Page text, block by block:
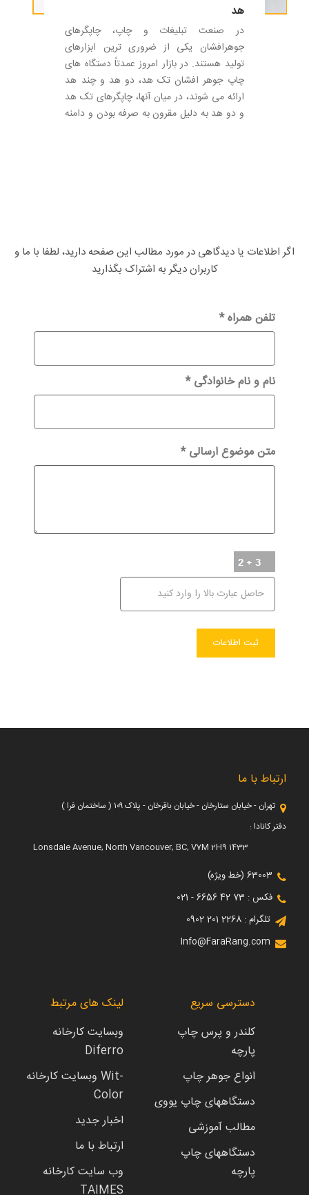
هد
در صنعت تبلیغات و چاپ، چاپگرهای
جوهرافشان یکی از ضروری ترین ابزارهای
تولید هستند. در بازار امروز عمدتاً دستگاه های
چاپ جوهر افشان تک هد، دو هد و چند هد
ارائه می شوند، در میان آنها، چاپگرهای تک هد
و دو هد به دلیل مقرون به صرفه بودن و دامنه
باشید، بنابراین می توانید چاپگر جوهر افشان
مناسب را با اطمینان انتخاب کنید.
اگر اطلاعات یا دیدگاهی در مورد مطالب این صفحه دارید، لطفا با ما و
کاربران دیگر به اشتراک بگذارید
* تلفن همراه
* نام و نام خانوادگی
* متن موضوع ارسالی
ارتباط با ما
تهران - خیابان ستارخان - خیابان باقرخان - پلاک ۱۰۹ ( ساختمان فرا )
دفتر کانادا :
1433 Lonsdale Avenue, North Vancouver, BC, V7M 2H9
63003 (خط ویژه)
فکس : 73 42 6656 - 021
تلگرام : 2268 201 0902
Info@FaraRang.com
دسترسی سریع
کلندر و پرس چاپ
پارچه
انواع جوهر چاپ
دستگاههای چاپ یووی
مطالب آموزشی
دستگاههای چاپ
پارچه
لینک های مرتبط
وبسایت کارخانه
Diferro
وبسایت کارخانه Wit-
Color
اخبار جدید
ارتباط با ما
وب سایت کارخانه
TAIMES